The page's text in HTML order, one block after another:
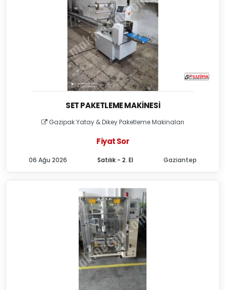
SET PAKETLEME MAKINESI
Gazipak Yatay & Dikey Paketleme Makinaları
Fiyat Sor
Satılık - 2. El
06 Ağu 2026 Gaziantep